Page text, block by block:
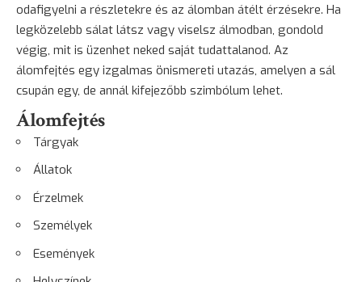
odafigyelni a részletekre és az álomban átélt érzésekre. Ha
legközelebb sálat látsz vagy viselsz álmodban, gondold
végig, mit is üzenhet neked saját tudattalanod. Az
álomfejtés egy izgalmas önismereti utazás, amelyen a sál
csupán egy, de annál kifejezőbb szimbólum lehet.
Álomfejtés
Tárgyak
Állatok
Érzelmek
Személyek
Események